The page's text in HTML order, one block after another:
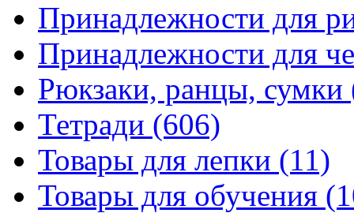
Принадлежности для
Принадлежности для
Рюкзаки, ранцы, сумки
Тетради (606)
Товары для лепки (11)
Товары для обучения